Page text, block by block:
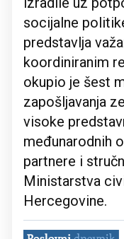
socijalne
predstavlja
koordiniranim
okupio je šest
zapošljavanja
visoke
međunarodnih
partnere i
Ministarstva
Hercegovine.